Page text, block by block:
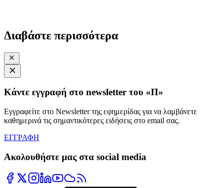
Διαβάστε περισσότερα
Κάντε εγγραφή στο newsletter του «Π»
Εγγραφείτε στο Newsletter της εφημερίδας για να λαμβάνετε
καθημερινά τις σημαντικότερες ειδήσεις στο email σας.
ΕΓΓΡΑΦΗ
Ακολουθήστε μας στα social media